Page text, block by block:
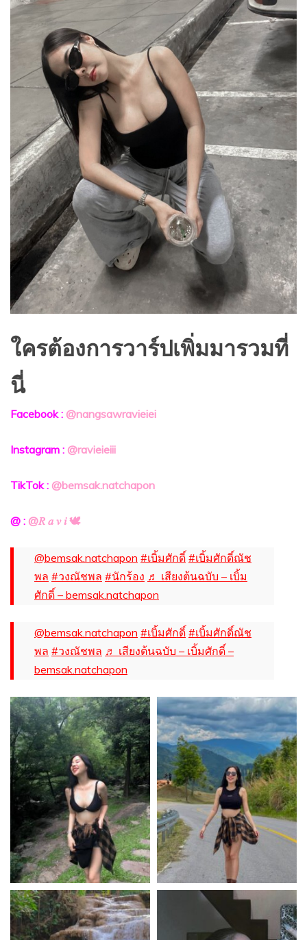
ใครต้องการวาร์ปเพิ่มมารวมที่
นี่
Facebook : @nangsawravieiei
Instagram : @ravieieiii
TikTok : @bemsak.natchapon
@ : @𝑅 𝑎 𝑣 𝑖 🕊
@bemsak.natchapon #เบิ้มศักดิ์ #เบิ้มศักดิ์ณัช
พล #วงณัชพล #นักร้อง ♬ เสียงต้นฉบับ – เบิ้ม
ศักดิ์ – bemsak.natchapon
@bemsak.natchapon #เบิ้มศักดิ์ #เบิ้มศักดิ์ณัช
พล #วงณัชพล ♬ เสียงต้นฉบับ – เบิ้มศักดิ์ –
bemsak.natchapon